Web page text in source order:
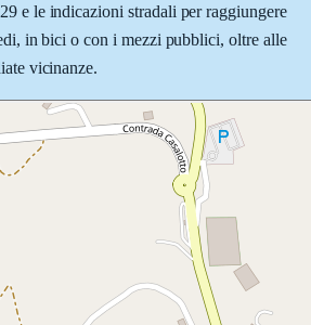
e le indicazioni stradali per raggiungere
in bici o con i mezzi pubblici, oltre alle
vicinanze.